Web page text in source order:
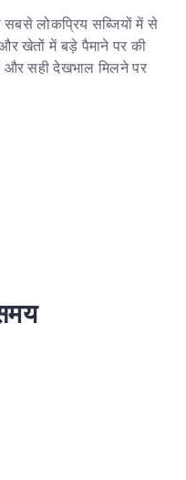
लोकप्रिय सब्जियों में से
खेतों में बड़े पैमाने पर की
और सही देखभाल मिलने पर